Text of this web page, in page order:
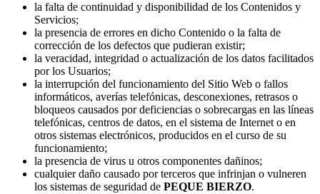
la falta de continuidad y disponibilidad de los Contenidos y
Servicios;
la presencia de errores en dicho Contenido o la falta de
corrección de los defectos que pudieran existir;
la veracidad, integridad o actualización de los datos facilitados
por los Usuarios;
la interrupción del funcionamiento del Sitio Web o fallos
informáticos, averías telefónicas, desconexiones, retrasos o
bloqueos causados por deficiencias o sobrecargas en las líneas
telefónicas, centros de datos, en el sistema de Internet o en
otros sistemas electrónicos, producidos en el curso de su
funcionamiento;
la presencia de virus u otros componentes dañinos;
cualquier daño causado por terceros que infrinjan o vulneren
los sistemas de seguridad de PEQUE BIERZO.